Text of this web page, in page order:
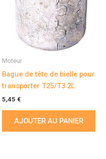
Moteur
Bague de tête de bielle pour
transporter T25/T3 2L
5,45 €
AJOUTER AU PANIER